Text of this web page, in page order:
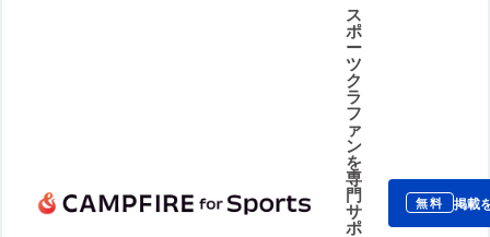
ス
ポ
ー
ツ
ク
ラ
フ
ァ
ン
を
専
門
サ
ポ
無料 掲載